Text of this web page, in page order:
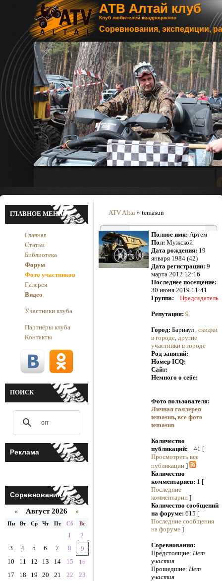
АТВ Алтай клуб
Клуб любителей квадроциклов
Соревнования, экспедиции,
ГЛАВНОЕ МЕНЮ
Главная
Статьи
Библиотека
Форум
Фото участников
Галерея
Видео
Участники клуба
Партнёры клуба
Контакты
ПОИСК
Реклама
Соревнования
« Август 2026 »
Пн Вт Ср Чт Пт Сб Вс
1
2
3
4 5 6 7 8
9
10
11 12 13 14 15
16
17
18 19 20 21 22
23
ATV Altai » temasun
Полное имя: Артем
Пол: Мужской
Дата рождения: 19
января 1984 (42)
Дата регистрации: 9
марта 2012 12:16
Последнее посещение:
30 июня 2019 11:41
Группа:
Председатель
Репутация: 9
Город: Барнаул , скидки
в городе, другие
участники в городе
Род занятий:
Номер ICQ:
Сайт:
Немного о себе:
Фото пользователя:
Личная галлерея
temasun, все фото
temasun
Количество
публикаций: 41 [
Просмотреть все
публикации ]
Количество
комментариев: 1 [
Последние
комментарии ]
Количество сообщений
на форуме: 615 [
Последние сообщения
на форуме ]
Соревнования:
Предстоящие: Нет
участия
Прошедшие: Нет
участия